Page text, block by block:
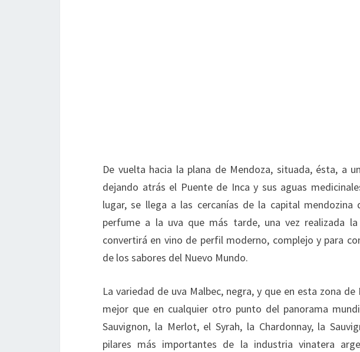
De vuelta hacia la plana de Mendoza, situada, ésta, a
dejando atrás el Puente de Inca y sus aguas
lugar, se llega a las cercanías de la capital
perfume a la uva que más tarde, una vez realizada
convertirá en vino de perfil moderno, complejo y para
de los sabores del Nuevo Mundo.
La variedad de uva Malbec, negra, y que en esta zona
mejor que en cualquier otro punto del panorama
Sauvignon, la Merlot, el Syrah, la Chardonnay, la
pilares más importantes de la industria vinatera